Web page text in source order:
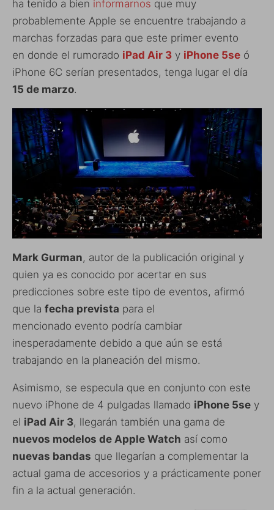
ha tenido a bien informarnos que muy
probablemente Apple se encuentre trabajando a
marchas forzadas para que este primer evento
en donde el rumorado iPad Air 3 y iPhone 5se ó
iPhone 6C serían presentados, tenga lugar el día
15 de marzo.
Mark Gurman, autor de la publicación original y
quien ya es conocido por acertar en sus
predicciones sobre este tipo de eventos, afirmó
que la fecha prevista para el
mencionado evento podría cambiar
inesperadamente debido a que aún se está
trabajando en la planeación del mismo.
Asimismo, se especula que en conjunto con este
nuevo iPhone de 4 pulgadas llamado iPhone 5se y
el iPad Air 3, llegarán también una gama de
nuevos modelos de Apple Watch así como
nuevas bandas que llegarían a complementar la
actual gama de accesorios y a prácticamente poner
fin a la actual generación.